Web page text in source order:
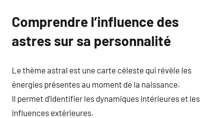
Comprendre l’influence des
astres sur sa personnalité
Le thème astral est une carte céleste qui révèle les
énergies présentes au moment de la naissance.
Il permet d’identifier les dynamiques intérieures et les
influences extérieures.